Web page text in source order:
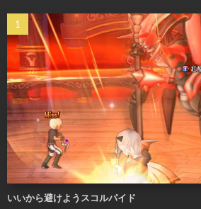
いいから避けようスコルパイド